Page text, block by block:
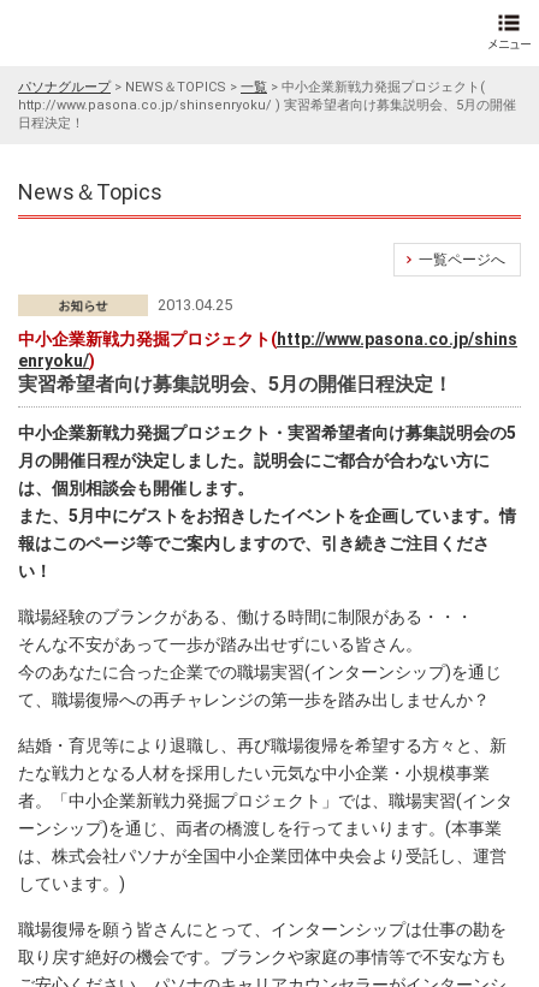
パソナグループ> NEWS＆TOPICS > 一覧 > 中小企業新戦力発掘プロジェクト(
http://www.pasona.co.jp/shinsenryoku/ ) 実習希望者向け募集説明会、5月の開催
日程決定！
News＆Topics
一覧ページへ
2013.04.25
中小企業新戦力発掘プロジェクト(http://www.pasona.co.jp/shins
enryoku/)
実習希望者向け募集説明会、5月の開催日程決定！
中小企業新戦力発掘プロジェクト・実習希望者向け募集説明会の5
月の開催日程が決定しました。説明会にご都合が合わない方に
は、個別相談会も開催します。
また、5月中にゲストをお招きしたイベントを企画しています。情
報はこのページ等でご案内しますので、引き続きご注目くださ
い！
職場経験のブランクがある、働ける時間に制限がある・・・
そんな不安があって一歩が踏み出せずにいる皆さん。
今のあなたに合った企業での職場実習(インターンシップ)を通じ
て、職場復帰への再チャレンジの第一歩を踏み出しませんか？
結婚・育児等により退職し、再び職場復帰を希望する方々と、新
たな戦力となる人材を採用したい元気な中小企業・小規模事業
者。「中小企業新戦力発掘プロジェクト」では、職場実習(インタ
ーンシップ)を通じ、両者の橋渡しを行ってまいります。(本事業
は、株式会社パソナが全国中小企業団体中央会より受託し、運営
しています。)
職場復帰を願う皆さんにとって、インターンシップは仕事の勘を
取り戻す絶好の機会です。ブランクや家庭の事情等で不安な方も